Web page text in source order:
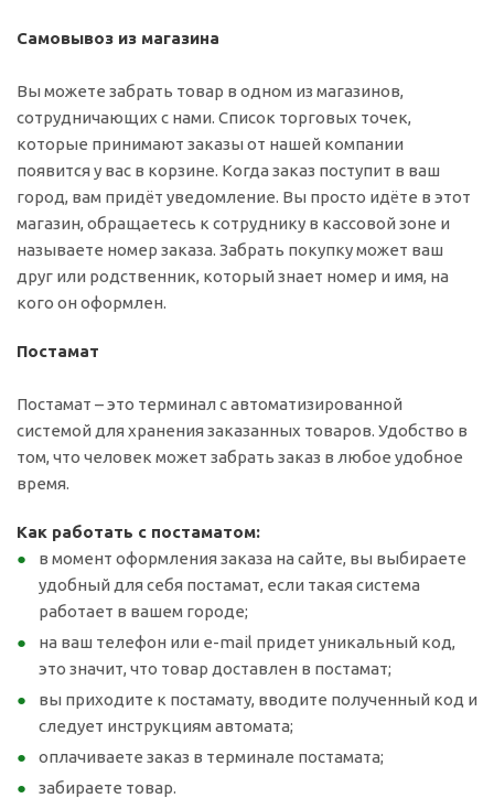
Самовывоз из магазина
Вы можете забрать товар в одном из магазинов,
сотрудничающих с нами. Список торговых точек,
которые принимают заказы от нашей компании
появится у вас в корзине. Когда заказ поступит в ваш
город, вам придёт уведомление. Вы просто идёте в этот
магазин, обращаетесь к сотруднику в кассовой зоне и
называете номер заказа. Забрать покупку может ваш
друг или родственник, который знает номер и имя, на
кого он оформлен.
Постамат
Постамат – это терминал с автоматизированной
системой для хранения заказанных товаров. Удобство в
том, что человек может забрать заказ в любое удобное
время.
Как работать с постаматом:
в момент оформления заказа на сайте, вы выбираете
удобный для себя постамат, если такая система
работает в вашем городе;
на ваш телефон или e-mail придет уникальный код,
это значит, что товар доставлен в постамат;
вы приходите к постамату, вводите полученный код и
следует инструкциям автомата;
оплачиваете заказ в терминале постамата;
забираете товар.